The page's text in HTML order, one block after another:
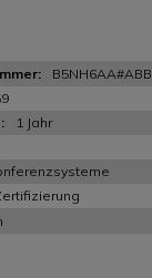
B5NH6AA#ABB
1 Jahr